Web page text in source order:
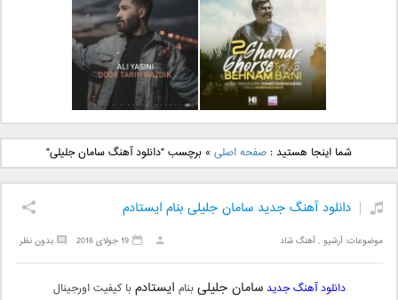
دانلود آهنگ جدید مهدی
یراحی بنام اسرار
دانلود آهنگ جدید فرزاد
فرزین بنام آتیش
دانلود آهنگ جدید بهنام
بانی بنام قرص قمر 2
دانلود آهنگ جدید علی
یاسینی بنام دورترین نزدیک
شما اینجا هستید :صفحه اصلی »برچسب "دانلود آهنگ سامان جلیلی"
دانلود آهنگ جدید سامان جلیلی بنام ایستادم
موضوعات:آرشیو ,آهنگ شاد بدون نظر 19 جولای 2016
دانلود آهنگ جدید سامان جلیلیبنام ایستادمبا کیفیت اورجینال